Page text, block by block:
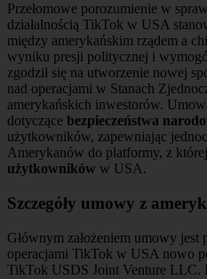
Przełomowe porozumienie w
działalnością TikTok w USA
między amerykańskim rządem a
wyniku presji politycznej i
zgodził się na utworzenie nowej
nad operacjami w Stanach
amerykańskich inwestorów.
dotyczące bezpieczeństwa
użytkowników, zapewniając
Amerykanów do platformy, z
użytkowników w USA.
Szczegóły umowy z
Głównym założeniem umowy jest
operacjami TikTok w USA nowo
TikTok USDS Joint Venture LLC.